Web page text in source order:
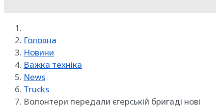
Головна
Новини
Важка техніка
News
Trucks
Волонтери передали єгерській бригаді нові